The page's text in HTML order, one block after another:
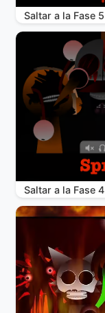
Saltar a la Fase 5
Saltar a la Fase 4